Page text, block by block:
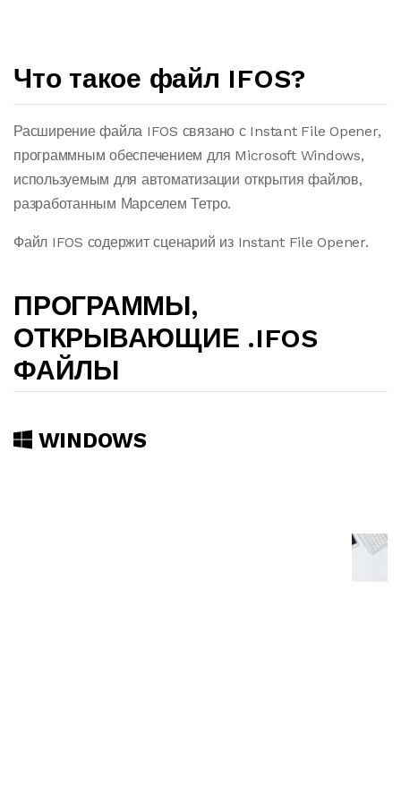
Что такое файл IFOS?
Расширение файла IFOS связано с Instant File Opener,
программным обеспечением для Microsoft Windows,
используемым для автоматизации открытия файлов,
разработанным Марселем Тетро.
Файл IFOS содержит сценарий из Instant File Opener.
ПРОГРАММЫ,
ОТКРЫВАЮЩИЕ .IFOS
ФАЙЛЫ
WINDOWS